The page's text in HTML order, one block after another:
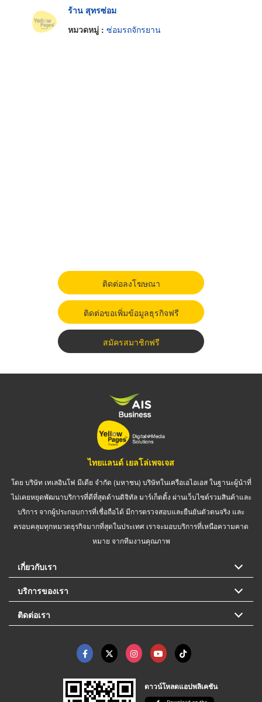
ร้าน สุทรซ่อม
หมวดหมู่ : ซ่อมรถจักรยาน
ติดต่อลงโฆษณา
ติดต่อขอเพิ่มข้อมูลธุรกิจฟรี
สมัครสมาชิกฟรี
ไทยแลนด์ เยลโล่เพจเจส
โดย บริษัท เทเลอินโฟ มีเดีย จำกัด (มหาชน) บริษัทในเครือเอไอเอส ในฐานะผู้นำที่
ไม่เคยหยุดพัฒนาบริการที่ดีที่สุดด้านดิจิทัล มาร์เก็ตติ้ง ผ่านเว็บไซต์รวมสินค้าและ
บริการ จากผู้ประกอบการที่เชื่อถือได้ มีการตรวจสอบและยืนยันตัวตนจริง และ
ครอบคลุมทุกหมวดธุรกิจมากที่สุดในประเทศ เราจะมอบบริการที่เหนือความคาด
หมาย จากทีมงานคุณภาพ
เกี่ยวกับเรา
บริการของเรา
ติดต่อเรา
ดาวน์โหลดแอปพลิเคชัน